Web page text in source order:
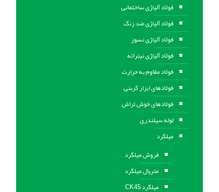
فولاد آلیاژی ساختمانی
فولاد آلیاژی ضد زنگ
فولاد آلیاژی نسوز
فولاد آلیاژی نیتراته
فولاد مقاوم به حرارت
فولادهای ابزار کربنی
فولادهای خوش تراش
لوله سیلندری
میلگرد
فروش میلگرد
متریال میلگرد
میلگرد CK45